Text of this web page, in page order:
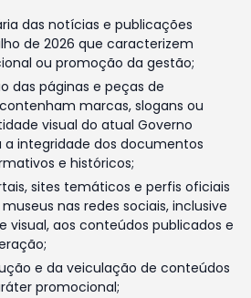
das notícias e publicações
de 2026 que caracterizem
ou promoção da gestão;
das páginas e peças de
marcas, slogans ou
visual do atual Governo
a integridade dos documentos
e históricos;
sites temáticos e perfis oficiais
nas redes sociais, inclusive
visual, aos conteúdos publicados e
e da veiculação de conteúdos
promocional;